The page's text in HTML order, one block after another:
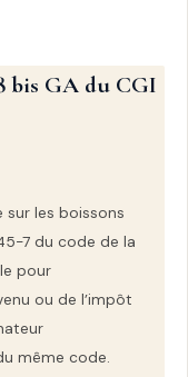
bis GA du CGI
les boissons
7 du code de la
pour
ou de l’impôt
même code.